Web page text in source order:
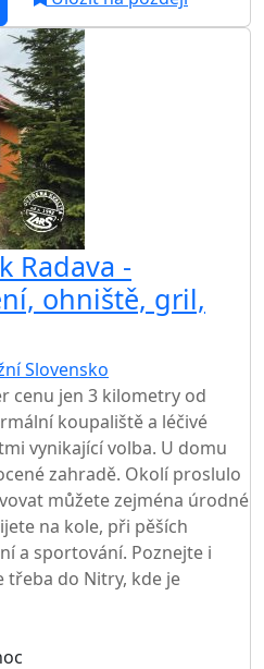
Radava -
ohniště, gril,
Slovensko
cenu jen 3 kilometry od
koupaliště a léčivé
vynikající volba. U domu
zahradě. Okolí proslulo
můžete zejména úrodné
na kole, při pěších
a sportování. Poznejte i
třeba do Nitry, kde je